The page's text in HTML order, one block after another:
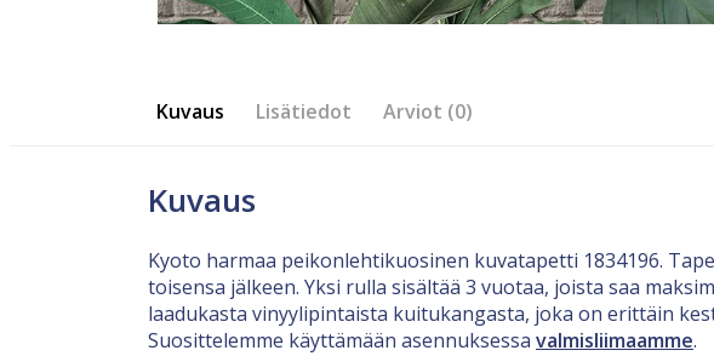
Kuvaus Lisätiedot Arviot (0)
Kuvaus
Kyoto harmaa peikonlehtikuosinen kuvatapetti 1834196.
toisensa jälkeen. Yksi rulla sisältää 3 vuotaa, joista saa
laadukasta vinyylipintaista kuitukangasta, joka on erittäin
Suosittelemme käyttämään asennuksessa valmisliimaamme.